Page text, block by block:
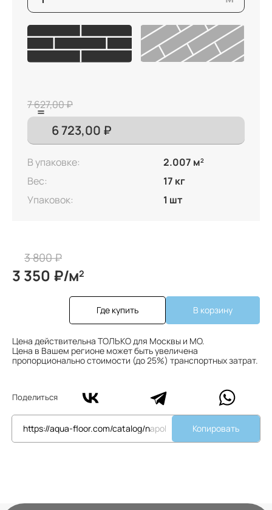
7 627,00 ₽
В упаковке: 2.007 м2
Вес:
17 кг
Упаковок:
1 шт
3 800 ₽
3 350 ₽/м2
Где купить В корзину
Цена действительна ТОЛЬКО для Москвы и МО.
Цена в Вашем регионе может быть увеличена
пропорционально стоимости (до 25%) транспортных затрат.
Поделиться
Копировать